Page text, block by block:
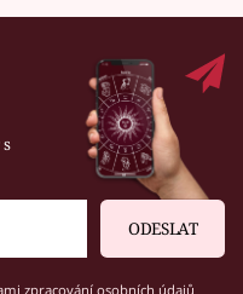
ODESLAT
zpracování osobních údajů